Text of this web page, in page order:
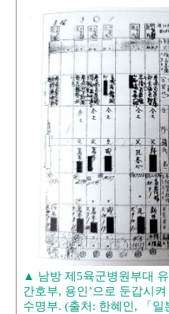
▲ 남방 제5육군병원부대
간호부, 용인’으로 둔갑시
수명부. (출처: 한혜인, 「일